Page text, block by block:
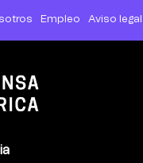
Empleo Aviso legal